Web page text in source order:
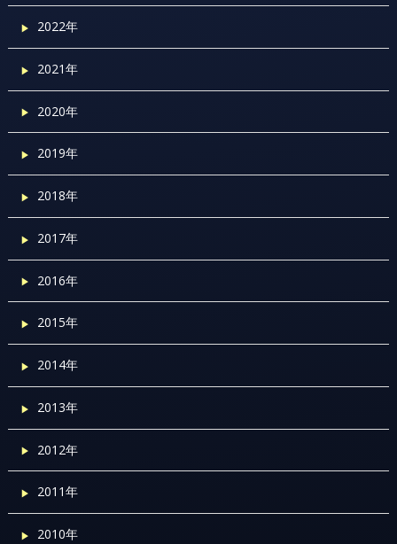
2022年
2021年
2020年
2019年
2018年
2017年
2016年
2015年
2014年
2013年
2012年
2011年
2010年